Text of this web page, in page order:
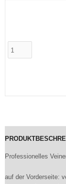
Professionelles
auf der Vorderseite: